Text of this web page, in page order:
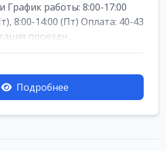
График работы: 8:00-17:00
8:00-14:00 (Пт) Оплата: 40-43
проездн...
Подробнее